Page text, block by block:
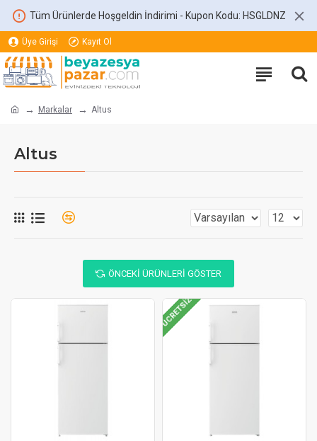
Tüm Ürünlerde Hoşgeldin İndirimi - Kupon Kodu: HSGLDNZ
Üye Girişi Kayıt Ol
Markalar Altus
Altus
ÖNCEKI ÜRÜNLERI GÖSTER
ÜCRETSIZ